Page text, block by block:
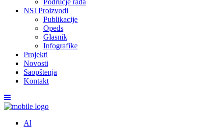
Područje rada
NSI Proizvodi
Publikacije
Opeds
Glasnik
Infografike
Projekti
Novosti
Saopštenja
Kontakt
Al